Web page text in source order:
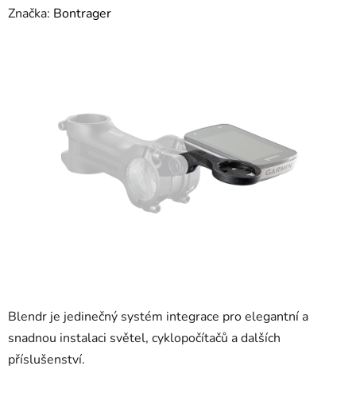
Blendr je jedinečný systém integrace pro elegantní a
snadnou instalaci světel, cyklopočítačů a dalších
příslušenství.
Značka: Bontrager